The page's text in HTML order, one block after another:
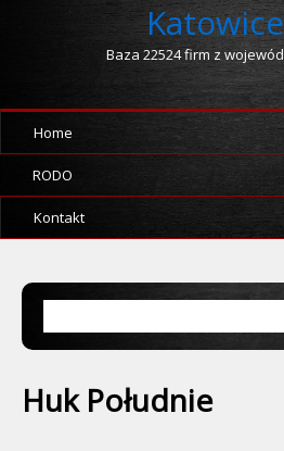
Baza 22524 firm z
Home
RODO
Kontakt
Huk Południe